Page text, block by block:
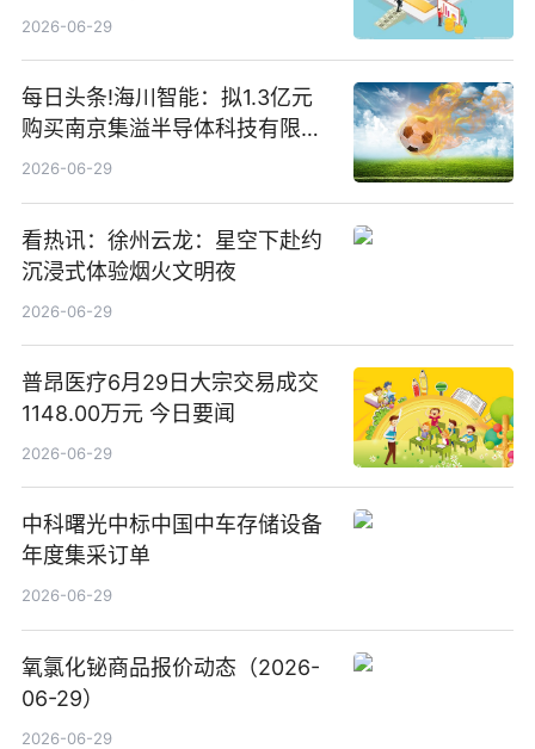
2026-06-29
每日头条!海川智能：拟1.3亿元
购买南京集溢半导体科技有限公
司15.3%股权
2026-06-29
看热讯：徐州云龙：星空下赴约
沉浸式体验烟火文明夜
2026-06-29
普昂医疗6月29日大宗交易成交
1148.00万元 今日要闻
2026-06-29
中科曙光中标中国中车存储设备
年度集采订单
2026-06-29
氧氯化铋商品报价动态（2026-
06-29）
2026-06-29